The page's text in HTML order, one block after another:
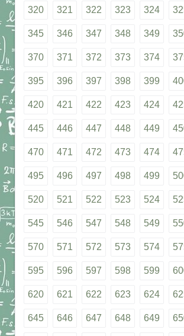
320 321 322 323 324
345 346 347 348 349
370 371 372 373 374
395 396 397 398 399
420 421 422 423 424
445 446 447 448 449
470 471 472 473 474
495 496 497 498 499
520 521 522 523 524
545 546 547 548 549
570 571 572 573 574
595 596 597 598 599
620 621 622 623 624
645 646 647 648 649